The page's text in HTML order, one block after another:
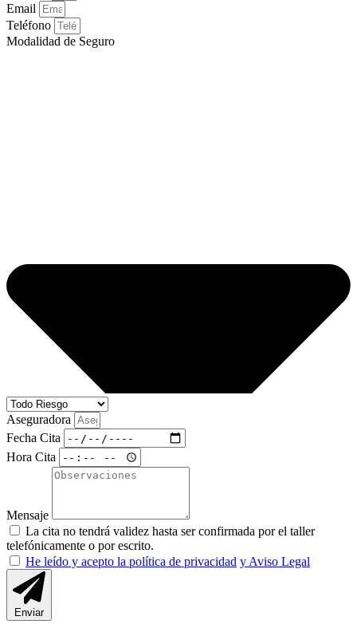
Email
Teléfono
Modalidad de Seguro
Aseguradora
Fecha Cita
Hora Cita
Mensaje
La cita no tendrá validez hasta ser confirmada por el taller
telefónicamente o por escrito.
He leído y acepto la política de privacidad y Aviso Legal
Enviar